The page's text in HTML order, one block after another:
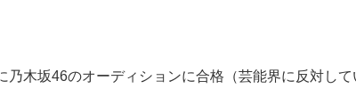
乃木坂46のオーディションに合格（芸能界に反対し